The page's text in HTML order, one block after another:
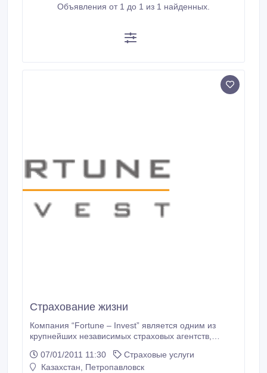
Объявления от 1 до 1 из 1 найденных.
Страхование жизни
Компания “Fortune – Invest” является одним из
крупнейших независимых страховых агентств,
Клиентам, стремящимся к уверенности в своем
будущем, мы предлагаем финансовые услуги
07/01/2011 11:30
Страховые услуги
Казахстан, Петропавловск